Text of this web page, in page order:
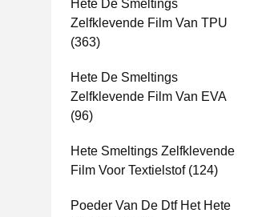
Hete De Smeltings
Zelfklevende Film Van TPU
(363)
Hete De Smeltings
Zelfklevende Film Van EVA
(96)
Hete Smeltings Zelfklevende
Film Voor Textielstof(124)
Poeder Van De Dtf Het Hete